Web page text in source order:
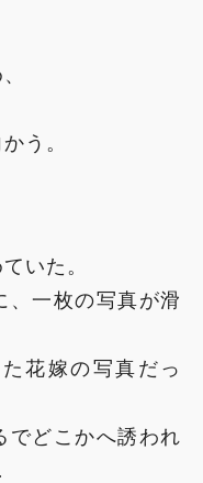
う。
いた。
、一枚の写真が滑
花嫁の写真だっ
でどこかへ誘われ